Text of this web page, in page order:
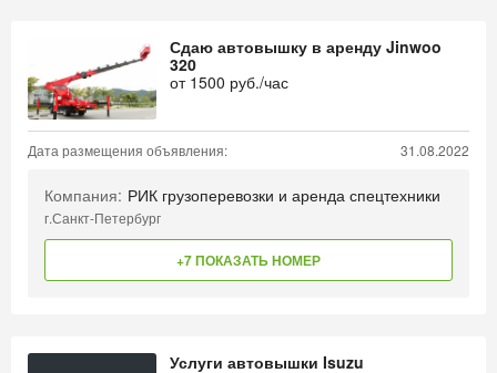
Сдаю автовышку в аренду Jinwoo
320
от 1500 руб./час
Дата размещения объявления: 31.08.2022
Компания: РИК грузоперевозки и аренда спецтехники
г.Санкт-Петербург
+7 ПОКАЗАТЬ НОМЕР
Услуги автовышки Isuzu